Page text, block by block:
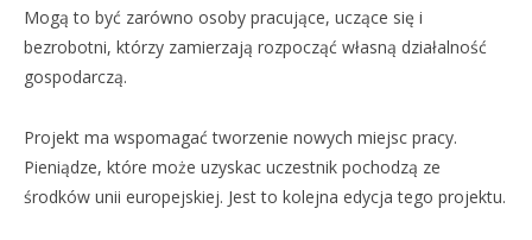
Mogą to być zarówno osoby pracujące, uczące się i
bezrobotni, którzy zamierzają rozpocząć własną działalność
gospodarczą.
Projekt ma wspomagać tworzenie nowych miejsc pracy.
Pieniądze, które może uzyskac uczestnik pochodzą ze
środków unii europejskiej. Jest to kolejna edycja tego projektu.